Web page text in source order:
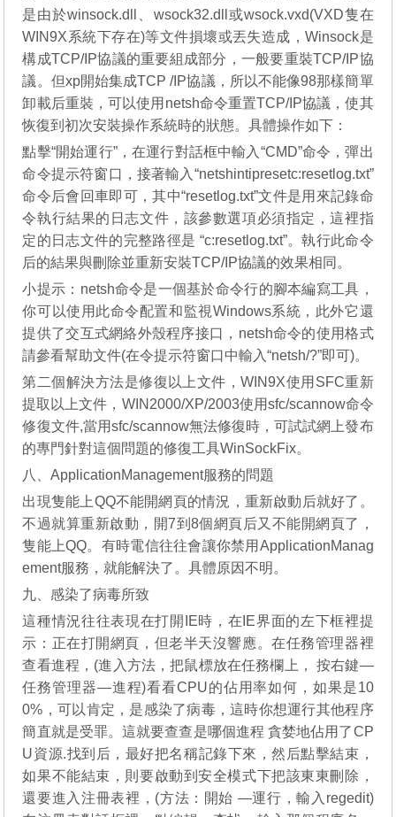
是由於winsock.dll、wsock32.dll或wsock.vxd(VXD隻在
WIN9X系統下存在)等文件損壞或丟失造成，Winsock是
構成TCP/IP協議的重要組成部分，一般要重裝TCP/IP協
議。但xp開始集成TCP /IP協議，所以不能像98那樣簡單
卸載后重裝，可以使用netsh命令重置TCP/IP協議，使其
恢復到初次安裝操作系統時的狀態。具體操作如下：
點擊“開始運行”，在運行對話框中輸入“CMD”命令，彈出
命令提示符窗口，接著輸入“netshintipresetc:resetlog.txt”
命令后會回車即可，其中“resetlog.txt”文件是用來記錄命
令執行結果的日志文件，該參數選項必須指定，這裡指
定的日志文件的完整路徑是 “c:resetlog.txt”。執行此命令
后的結果與刪除並重新安裝TCP/IP協議的效果相同。
小提示：netsh命令是一個基於命令行的腳本編寫工具，
你可以使用此命令配置和監視Windows系統，此外它還
提供了交互式網絡外殼程序接口，netsh命令的使用格式
請參看幫助文件(在令提示符窗口中輸入“netsh/?”即可)。
第二個解決方法是修復以上文件，WIN9X使用SFC重新
提取以上文件，WIN2000/XP/2003使用sfc/scannow命令
修復文件,當用sfc/scannow無法修復時，可試試網上發布
的專門針對這個問題的修復工具WinSockFix。
八、ApplicationManagement服務的問題
出現隻能上QQ不能開網頁的情況，重新啟動后就好了。
不過就算重新啟動，開7到8個網頁后又不能開網頁了，
隻能上QQ。有時電信往往會讓你禁用ApplicationManag
ement服務，就能解決了。具體原因不明。
九、感染了病毒所致
這種情況往往表現在打開IE時，在IE界面的左下框裡提
示：正在打開網頁，但老半天沒響應。在任務管理器裡
查看進程，(進入方法，把鼠標放在任務欄上， 按右鍵—
任務管理器—進程)看看CPU的佔用率如何，如果是10
0%，可以肯定，是感染了病毒，這時你想運行其他程序
簡直就是受罪。這就要查查是哪個進程 貪婪地佔用了CP
U資源.找到后，最好把名稱記錄下來，然后點擊結束，
如果不能結束，則要啟動到安全模式下把該東東刪除，
還要進入注冊表裡，(方法：開始 —運行，輸入regedit)